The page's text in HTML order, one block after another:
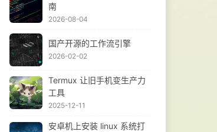
南
2026-08-04
国产开源的工作流引擎
2026-02-02
Termux 让旧手机变生产力
工具
2025-12-11
安卓机上安装 linux 系统打